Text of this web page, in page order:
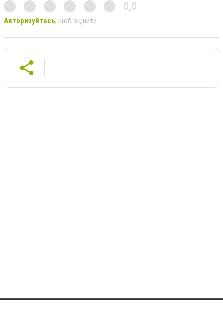
0,0
Авторизуйтесь, щоб оцінити